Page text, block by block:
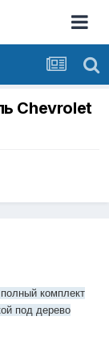
Chevrolet
комплект
под дерево